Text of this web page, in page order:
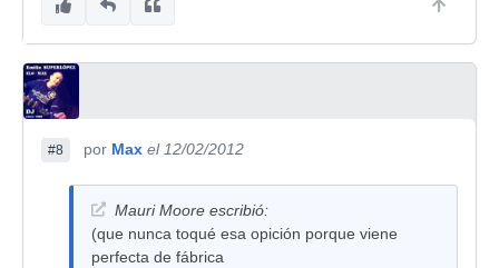
#8 por Max el 12/02/2012
Mauri Moore escribió:
(que nunca toqué esa opición porque viene
perfecta de fábrica